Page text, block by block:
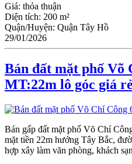
Giá: thỏa thuận
Diện tích: 200 m²
Quận/Huyện: Quận Tây Hồ
29/01/2026
Bán đất mặt phố Võ
MT:22m lô góc giá rẻ
Bán gấp đất mặt phố Võ Chí
mặt tiền 22m hướng Tây Bắc,
hợp xây làm văn phòng, khách